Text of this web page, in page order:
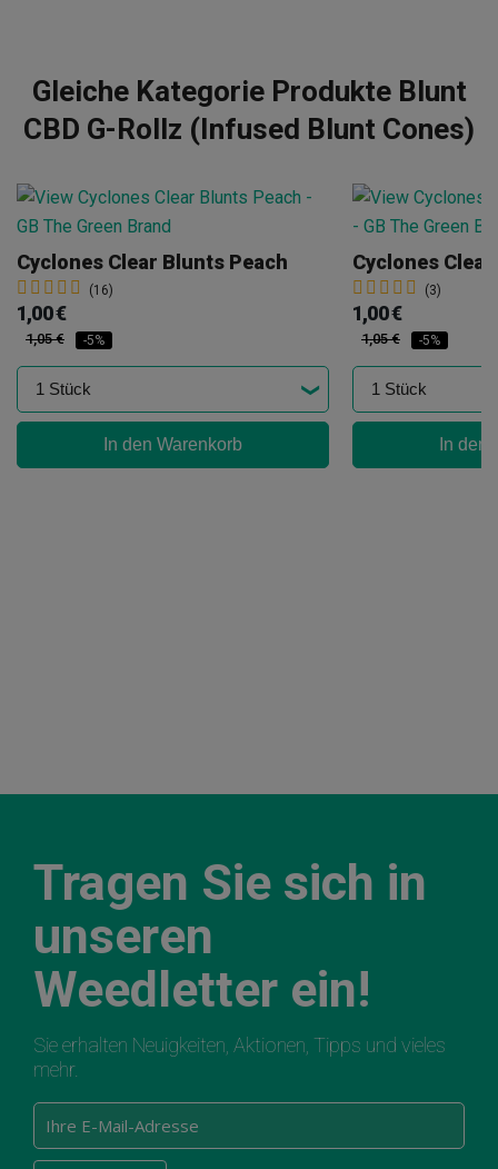
Gleiche Kategorie Produkte Blunt
CBD G-Rollz (Infused Blunt Cones)
Cyclones Clear Blunts Peach
(16)
1,00 €
1,05 € -5%
In den Warenkorb
Cyclones
(3)
1,00 €
1,05 € -5%
In den
Tragen Sie sich in
unseren
Weedletter ein!
Sie erhalten Neuigkeiten, Aktionen, Tipps und vieles
mehr.